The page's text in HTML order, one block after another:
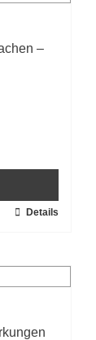
–
Details